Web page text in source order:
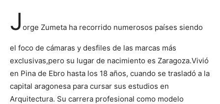
J orge Zumeta ha recorrido numerosos países siendo
el foco de cámaras y desfiles de las marcas más
exclusivas,pero su lugar de nacimiento es Zaragoza.Vivió
en Pina de Ebro hasta los 18 años, cuando se trasladó a la
capital aragonesa para cursar sus estudios en
Arquitectura. Su carrera profesional como modelo